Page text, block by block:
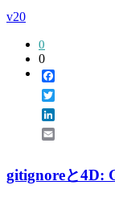
v20
0
0
gitignoreと4D: